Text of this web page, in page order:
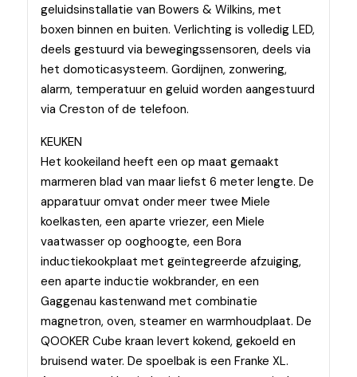
geluidsinstallatie van Bowers & Wilkins, met
boxen binnen en buiten. Verlichting is volledig LED,
deels gestuurd via bewegingssensoren, deels via
het domoticasysteem. Gordijnen, zonwering,
alarm, temperatuur en geluid worden aangestuurd
via Creston of de telefoon.
KEUKEN
Het kookeiland heeft een op maat gemaakt
marmeren blad van maar liefst 6 meter lengte. De
apparatuur omvat onder meer twee Miele
koelkasten, een aparte vriezer, een Miele
vaatwasser op ooghoogte, een Bora
inductiekookplaat met geïntegreerde afzuiging,
een aparte inductie wokbrander, en een
Gaggenau kastenwand met combinatie
magnetron, oven, steamer en warmhoudplaat. De
QOOKER Cube kraan levert kokend, gekoeld en
bruisend water. De spoelbak is een Franke XL.